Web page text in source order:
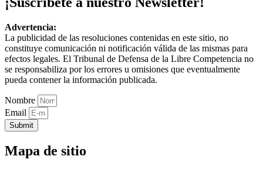
Advertencia:
La publicidad de las resoluciones contenidas en este sitio, no
constituye comunicación ni notificación válida de las mismas para
efectos legales. El Tribunal de Defensa de la Libre Competencia no
se responsabiliza por los errores u omisiones que eventualmente
pueda contener la información publicada.
Nombre
Email
Submit
Mapa de sitio